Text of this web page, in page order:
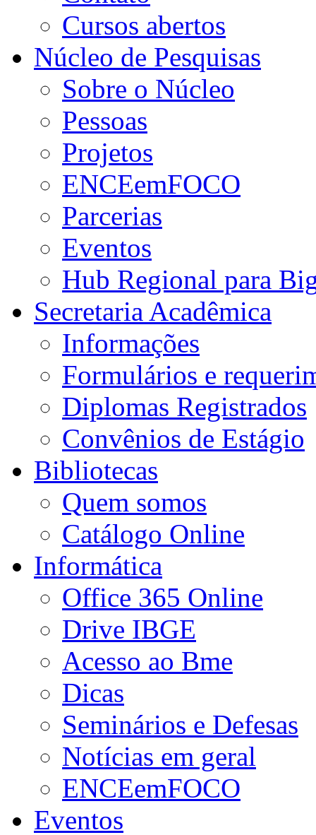
Cursos abertos
Núcleo de Pesquisas
Sobre o Núcleo
Pessoas
Projetos
ENCEemFOCO
Parcerias
Eventos
Hub Regional para
Secretaria Acadêmica
Informações
Formulários e
Diplomas Registrados
Convênios de Estágio
Bibliotecas
Quem somos
Catálogo Online
Informática
Office 365 Online
Drive IBGE
Acesso ao Bme
Dicas
Seminários e Defesas
Notícias em geral
ENCEemFOCO
Eventos